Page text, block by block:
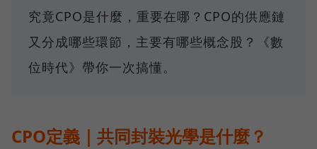
究竟CPO是什麼，重要在哪？CPO的供應鏈
又分成哪些環節，主要有哪些概念股？《數
位時代》帶你一次搞懂。
CPO定義｜共同封裝光學是什麼？